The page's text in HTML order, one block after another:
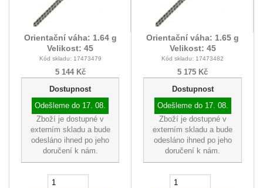
Orientační váha: 1.64 g
Velikost: 45
Kód skladu: 17473479
5 144 Kč
Dostupnost
Odešleme do 17. 08.
Zboží je dostupné v
externím skladu a bude
odesláno ihned po jeho
doručení k nám.
Orientační váha: 1.65 g
Velikost: 45
Kód skladu: 17473482
5 175 Kč
Dostupnost
Odešleme do 17. 08.
Zboží je dostupné v
externím skladu a bude
odesláno ihned po jeho
doručení k nám.